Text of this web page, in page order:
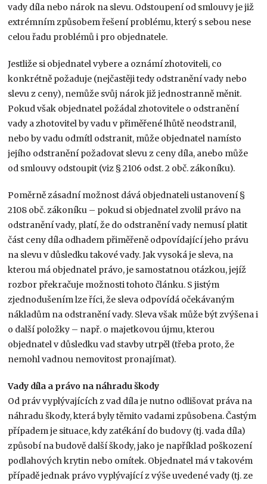
vady díla nebo nárok na slevu. Odstoupení od smlouvy je již
extrémním způsobem řešení problému, který s sebou nese
celou řadu problémů i pro objednatele.
Jestliže si objednatel vybere a oznámí zhotoviteli, co
konkrétně požaduje (nejčastěji tedy odstranění vady nebo
slevu z ceny), nemůže svůj nárok již jednostranně měnit.
Pokud však objednatel požádal zhotovitele o odstranění
vady a zhotovitel by vadu v přiměřené lhůtě neodstranil,
nebo by vadu odmítl odstranit, může objednatel namísto
jejího odstranění požadovat slevu z ceny díla, anebo může
od smlouvy odstoupit (viz § 2106 odst. 2 obč. zákoníku).
Poměrně zásadní možnost dává objednateli ustanovení §
2108 obč. zákoníku – pokud si objednatel zvolil právo na
odstranění vady, platí, že do odstranění vady nemusí platit
část ceny díla odhadem přiměřeně odpovídající jeho právu
na slevu v důsledku takové vady. Jak vysoká je sleva, na
kterou má objednatel právo, je samostatnou otázkou, jejíž
rozbor překračuje možnosti tohoto článku. S jistým
zjednodušením lze říci, že sleva odpovídá očekávaným
nákladům na odstranění vady. Sleva však může být zvýšena i
o další položky – např. o majetkovou újmu, kterou
objednatel v důsledku vad stavby utrpěl (třeba proto, že
nemohl vadnou nemovitost pronajímat).
Vady díla a právo na náhradu škody
Od práv vyplývajících z vad díla je nutno odlišovat práva na
náhradu škody, která byly těmito vadami způsobena. Častým
případem je situace, kdy zatékání do budovy (tj. vada díla)
způsobí na budově další škody, jako je například poškození
podlahových krytin nebo omítek. Objednatel má v takovém
případě jednak právo vyplývající z výše uvedené vady (tj. ze